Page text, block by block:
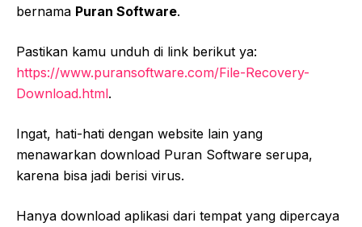
bernama Puran Software.
Pastikan kamu unduh di link berikut ya:
https://www.puransoftware.com/File-Recovery-
Download.html.
Ingat, hati-hati dengan website lain yang
menawarkan download Puran Software serupa,
karena bisa jadi berisi virus.
Hanya download aplikasi dari tempat yang dipercaya